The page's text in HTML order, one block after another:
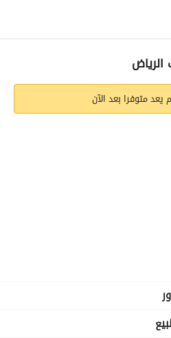
الإعلان
يعد متوفرا بعد الآن